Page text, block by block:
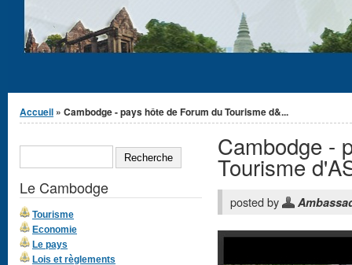
Vous êtes ici
Accueil » Cambodge - pays hôte de Forum du Tourisme d&...
Cambodge -
Tourisme
posted by
Formulaire de
recherche
Le Cambodge
Tourisme
Economie
Le pays
Lois et règlements